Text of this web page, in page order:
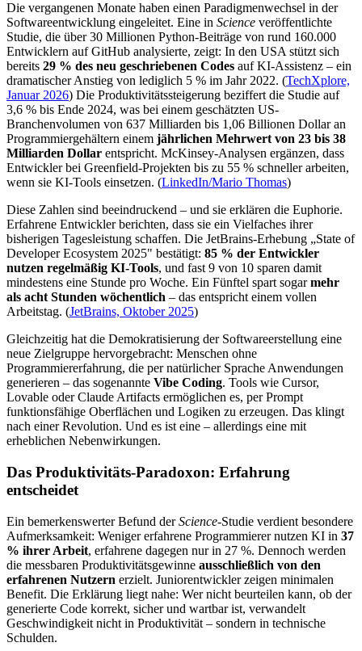
Die vergangenen Monate haben einen Paradigmenwechsel in der
Softwareentwicklung eingeleitet. Eine in Science veröffentlichte
Studie, die über 30 Millionen Python-Beiträge von rund 160.000
Entwicklern auf GitHub analysierte, zeigt: In den USA stützt sich
bereits 29 % des neu geschriebenen Codes auf KI-Assistenz – ein
dramatischer Anstieg von lediglich 5 % im Jahr 2022. (TechXplore,
Januar 2026) Die Produktivitätssteigerung beziffert die Studie auf
3,6 % bis Ende 2024, was bei einem geschätzten US-
Branchenvolumen von 637 Milliarden bis 1,06 Billionen Dollar an
Programmiergehältern einem jährlichen Mehrwert von 23 bis 38
Milliarden Dollar entspricht. McKinsey-Analysen ergänzen, dass
Entwickler bei Greenfield-Projekten bis zu 55 % schneller arbeiten,
wenn sie KI-Tools einsetzen. (LinkedIn/Mario Thomas)
Diese Zahlen sind beeindruckend – und sie erklären die Euphorie.
Erfahrene Entwickler berichten, dass sie ein Vielfaches ihrer
bisherigen Tagesleistung schaffen. Die JetBrains-Erhebung „State of
Developer Ecosystem 2025" bestätigt: 85 % der Entwickler
nutzen regelmäßig KI-Tools, und fast 9 von 10 sparen damit
mindestens eine Stunde pro Woche. Ein Fünftel spart sogarmehr
als acht Stunden wöchentlich – das entspricht einem vollen
Arbeitstag. (JetBrains, Oktober 2025)
Gleichzeitig hat die Demokratisierung der Softwareerstellung eine
neue Zielgruppe hervorgebracht: Menschen ohne
Programmiererfahrung, die per natürlicher Sprache Anwendungen
generieren – das sogenannte Vibe Coding. Tools wie Cursor,
Lovable oder Claude Artifacts ermöglichen es, per Prompt
funktionsfähige Oberflächen und Logiken zu erzeugen. Das klingt
nach einer Revolution. Und es ist eine – allerdings eine mit
erheblichen Nebenwirkungen.
Das Produktivitäts-Paradoxon: Erfahrung
entscheidet
Ein bemerkenswerter Befund derScience-Studie verdient besondere
Aufmerksamkeit: Weniger erfahrene Programmierer nutzen KI in 37
% ihrer Arbeit, erfahrene dagegen nur in 27 %. Dennoch werden
die messbaren Produktivitätsgewinne ausschließlich von den
erfahrenen Nutzern erzielt. Juniorentwickler zeigen minimalen
Benefit. Die Erklärung liegt nahe: Wer nicht beurteilen kann, ob der
generierte Code korrekt, sicher und wartbar ist, verwandelt
Geschwindigkeit nicht in Produktivität – sondern in technische
Schulden.